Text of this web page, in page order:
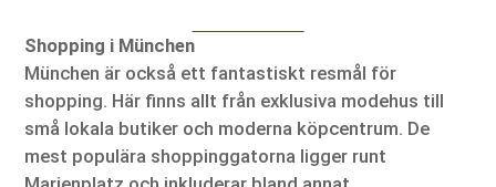
Shopping i München
München är också ett fantastiskt resmål för
shopping. Här finns allt från exklusiva modehus till
små lokala butiker och moderna köpcentrum. De
mest populära shoppinggatorna ligger runt